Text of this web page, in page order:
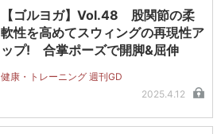
【ゴルヨガ】Vol.48 股関節の柔
軟性を高めてスウィングの再現性ア
ップ! 合掌ポーズで開脚&屈伸
健康・トレーニング 週刊GD
2025.4.12